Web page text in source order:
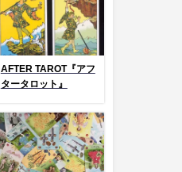
AFTER TAROT『アフ
タータロット』